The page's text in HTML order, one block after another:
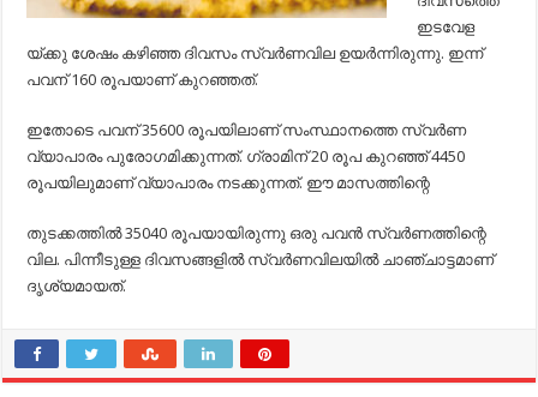
ഇടവേള
യ്ക്കു ശേഷം കഴിഞ്ഞ ദിവസം സ്വര്‍ണവില ഉയര്‍ന്നിരുന്നു. ഇന്ന്
പവന് 160 രൂപയാണ് കുറഞ്ഞത്.
ഇതോടെ പവന് 35600 രൂപയിലാണ് സംസ്ഥാനത്തെ സ്വര്‍ണ
വ്യാപാരം പുരോ​ഗമിക്കുന്നത്. ഗ്രാമിന് 20 രൂപ കുറഞ്ഞ് 4450
രൂപയിലുമാണ് വ്യാപാരം നടക്കുന്നത്. ഈ മാസത്തിന്റെ
തുടക്കത്തില്‍ 35040 രൂപയായിരുന്നു ഒരു പവന്‍ സ്വര്‍ണത്തിന്റെ
വില. പിന്നീടുള്ള ദിവസങ്ങളില്‍ സ്വര്‍ണവിലയില്‍ ചാഞ്ചാട്ടമാണ്
ദൃശ്യമായത്.